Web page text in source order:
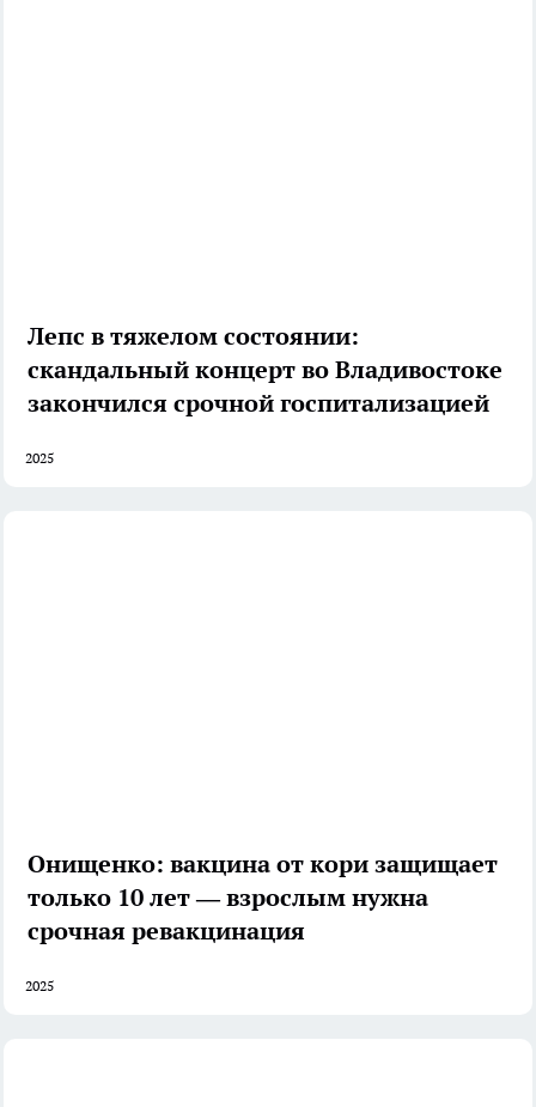
Лепс в тяжелом состоянии:
скандальный концерт во Владивостоке
закончился срочной госпитализацией
2025
Онищенко: вакцина от кори защищает
только 10 лет — взрослым нужна
срочная ревакцинация
2025